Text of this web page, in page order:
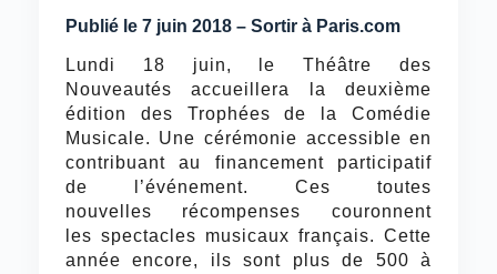
Publié le 7 juin 2018 – Sortir à Paris.com
Lundi 18 juin, le Théâtre des
Nouveautés accueillera la deuxième
édition des Trophées de la Comédie
Musicale. Une cérémonie accessible en
contribuant au financement participatif
de l’événement. Ces toutes
nouvelles récompenses couronnent
les spectacles musicaux français. Cette
année encore, ils sont plus de 500 à